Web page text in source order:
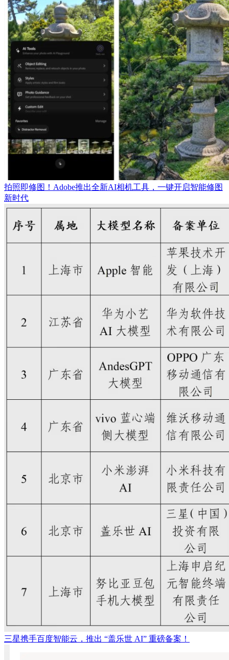
拍照即修图！Adobe推出全新AI相机工具，一键开启智能修图
新时代
三星携手百度智能云，推出 “盖乐世 AI” 重磅备案！